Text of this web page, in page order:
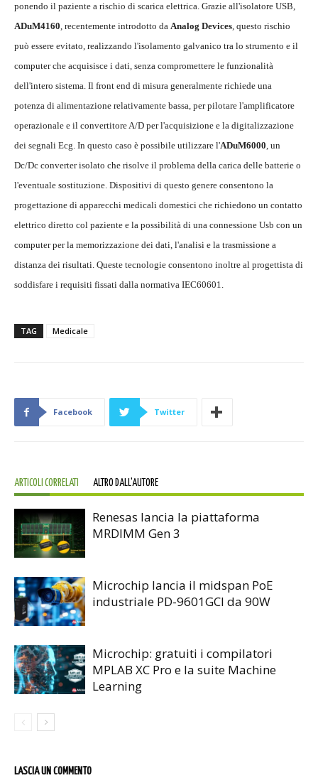
ponendo il paziente a rischio di scarica elettrica. Grazie all'isolatore USB,
ADuM4160, recentemente introdotto da Analog Devices, questo rischio
può essere evitato, realizzando l'isolamento galvanico tra lo strumento e il
computer che acquisisce i dati, senza compromettere le funzionalità
dell'intero sistema. Il front end di misura generalmente richiede una
potenza di alimentazione relativamente bassa, per pilotare l'amplificatore
operazionale e il convertitore A/D per l'acquisizione e la digitalizzazione
dei segnali Ecg. In questo caso è possibile utilizzare l'ADuM6000, un
Dc/Dc converter isolato che risolve il problema della carica delle batterie o
l'eventuale sostituzione. Dispositivi di questo genere consentono la
progettazione di apparecchi medicali domestici che richiedono un contatto
elettrico diretto col paziente e la possibilità di una connessione Usb con un
computer per la memorizzazione dei dati, l'analisi e la trasmissione a
distanza dei risultati. Queste tecnologie consentono inoltre al progettista di
soddisfare i requisiti fissati dalla normativa IEC60601.
TAG Medicale
Facebook Twitter
ARTICOLI CORRELATI ALTRO DALL'AUTORE
Renesas lancia la piattaforma
MRDIMM Gen 3
Microchip lancia il midspan PoE
industriale PD-9601GCI da 90W
Microchip: gratuiti i compilatori
MPLAB XC Pro e la suite Machine
Learning
LASCIA UN COMMENTO